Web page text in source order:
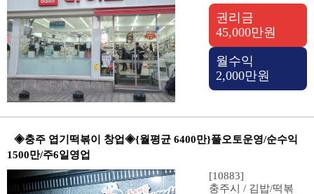
권리금
45,000만원
월수익
2,000만원
◈충주 엽기떡볶이 창업◈{월평균 6400만}풀오토운영/순수익
1500만/주6일영업
[10883]
충주시 / 김밥/떡볶